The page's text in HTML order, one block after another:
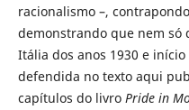
racionalismo –,
demonstrando que nem só
Itália dos anos 1930 e início
defendida no texto aqui
capítulos do livro Pride in